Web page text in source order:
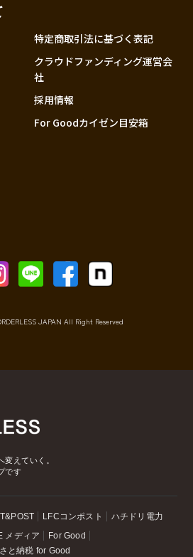
大分
特定商取引法に基づく表記
クラウドファンディング運営会
社
採用情報
For Goodカイゼン目安箱
JAPAN All Right Reserved
変えていく。
です
LFCコンポスト ハチドリ電力
メディア
For Good
と納税 for Good